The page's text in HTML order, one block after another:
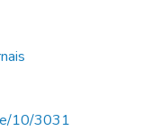
10/3031